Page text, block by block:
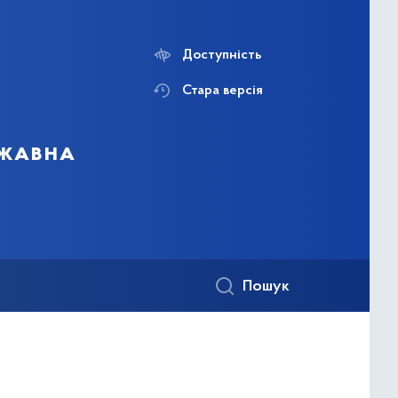
Доступність
Стара версія
Пошук